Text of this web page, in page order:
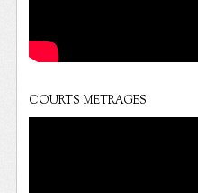
COURTS METRAGES